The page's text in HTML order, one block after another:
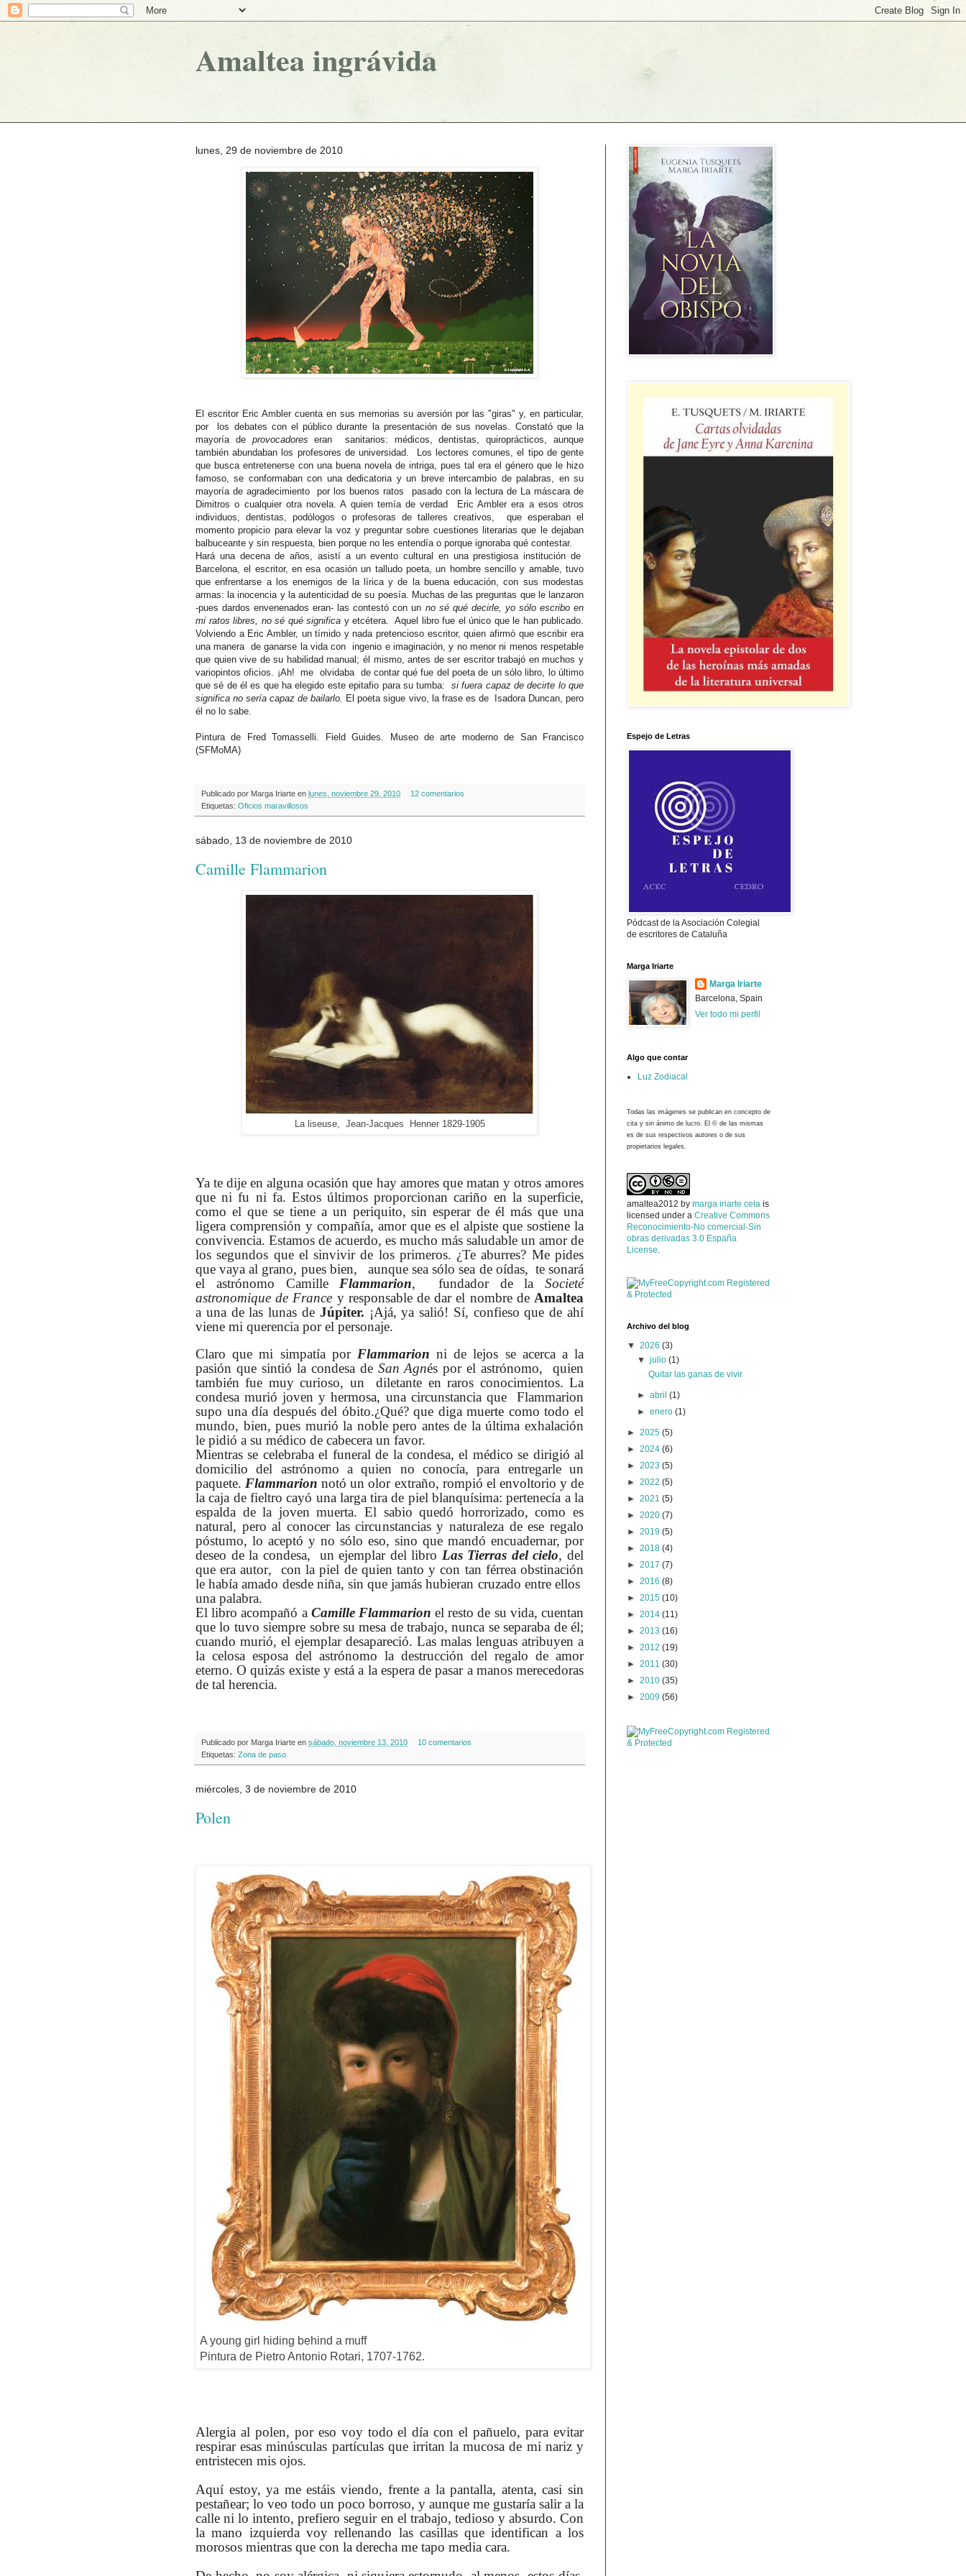
Amaltea ingrávida
lunes, 29 de noviembre de 2010
El escritor Eric Ambler cuenta en sus memorias su aversión por las "giras" y, en particular,
por los debates con el público durante la presentación de sus novelas. Constató que la
mayoría de provocadores eran sanitarios: médicos, dentistas, quiroprácticos, aunque
también abundaban los profesores de universidad. Los lectores comunes, el tipo de gente
que busca entretenerse con una buena novela de intriga, pues tal era el género que le hizo
famoso, se conformaban con una dedicatoria y un breve intercambio de palabras, en su
mayoría de agradecimiento por los buenos ratos pasado con la lectura de La máscara de
Dimitros o cualquier otra novela. A quien temía de verdad Eric Ambler era a esos otros
individuos, dentistas, podólogos o profesoras de talleres creativos, que esperaban el
momento propicio para elevar la voz y preguntar sobre cuestiones literarias que le dejaban
balbuceante y sin respuesta, bien porque no les entendía o porque ignoraba qué contestar.
Hará una decena de años, asistí a un evento cultural en una prestigiosa institución de
Barcelona, el escritor, en esa ocasión un talludo poeta, un hombre sencillo y amable, tuvo
que enfrentarse a los enemigos de la lírica y de la buena educación, con sus modestas
armas: la inocencia y la autenticidad de su poesía. Muchas de las preguntas que le lanzaron
-pues dardos envenenados eran- las contestó con un no sé qué decirle, yo sólo escribo en
mi ratos libres, no sé qué significa y etcétera. Aquel libro fue el único que le han publicado.
Volviendo a Eric Ambler, un tímido y nada pretencioso escritor, quien afirmó que escribir era
una manera de ganarse la vida con ingenio e imaginación, y no menor ni menos respetable
que quien vive de su habilidad manual; él mismo, antes de ser escritor trabajó en muchos y
variopintos oficios. ¡Ah! me olvidaba de contar qué fue del poeta de un sólo libro, lo último
que sé de él es que ha elegido este epitafio para su tumba: si fuera capaz de decirte lo que
significa no sería capaz de bailarlo. El poeta sigue vivo, la frase es de Isadora Duncan, pero
él no lo sabe.
Pintura de Fred Tomasselli. Field Guides. Museo de arte moderno de San Francisco
(SFMoMA)
Publicado por Marga Iriarte en lunes, noviembre 29, 2010
12 comentarios
Etiquetas: Oficios maravillosos
sábado, 13 de noviembre de 2010
Camille Flammarion
La liseuse, Jean-Jacques Henner 1829-1905
Ya te dije en alguna ocasión que hay amores que matan y otros amores
que ni fu ni fa. Estos últimos proporcionan cariño en la superficie,
como el que se tiene a un periquito, sin esperar de él más que una
ligera comprensión y compañía, amor que es el alpiste que sostiene la
convivencia. Estamos de acuerdo, es mucho más saludable un amor de
los segundos que el sinvivir de los primeros. ¿Te aburres? Me pides
que vaya al grano, pues bien, aunque sea sólo sea de oídas, te sonará
el astrónomo CamilleFlammarion, fundador de la Societé
astronomique de France y responsable de dar el nombre deAmaltea
a una de las lunas de Júpiter. ¡Ajá, ya salió! Sí, confieso que de ahí
viene mi querencia por el personaje.
Claro que mi simpatía por Flammarion ni de lejos se acerca a la
pasión que sintió la condesa de San Agnés por el astrónomo, quien
también fue muy curioso, un diletante en raros conocimientos. La
condesa murió joven y hermosa, una circunstancia que Flammarion
supo una día después del óbito.¿Qué? que diga muerte como todo el
mundo, bien, pues murió la noble pero antes de la última exhalación
le pidió a su médico de cabecera un favor.
Mientras se celebraba el funeral de la condesa, el médico se dirigió al
domicilio del astrónomo a quien no conocía, para entregarle un
paquete.Flammarion notó un olor extraño, rompió el envoltorio y de
la caja de fieltro cayó una larga tira de piel blanquísima: pertenecía a la
espalda de la joven muerta. El sabio quedó horrorizado, como es
natural, pero al conocer las circunstancias y naturaleza de ese regalo
póstumo, lo aceptó y no sólo eso, sino que mandó encuadernar, por
deseo de la condesa, un ejemplar del libro Las Tierras del cielo,del
que era autor, con la piel de quien tanto y con tan férrea obstinación
le había amado desde niña, sin que jamás hubieran cruzado entre ellos
una palabra.
El libro acompañó a Camille Flammarion el resto de su vida, cuentan
que lo tuvo siempre sobre su mesa de trabajo, nunca se separaba de él;
cuando murió, el ejemplar desapareció. Las malas lenguas atribuyen a
la celosa esposa del astrónomo la destrucción del regalo de amor
eterno. O quizás existe y está a la espera de pasar a manos merecedoras
de tal herencia.
Publicado por Marga Iriarte en sábado, noviembre 13, 2010
10 comentarios
Etiquetas: Zona de paso
miércoles, 3 de noviembre de 2010
Polen
A young girl hiding behind a muff
Pintura de Pietro Antonio Rotari, 1707-1762.
Alergia al polen, por eso voy todo el día con el pañuelo, para evitar
respirar esas minúsculas partículas que irritan la mucosa de mi nariz y
entristecen mis ojos.
Aquí estoy, ya me estáis viendo, frente a la pantalla, atenta, casi sin
pestañear; lo veo todo un poco borroso, y aunque me gustaría salir a la
calle ni lo intento, prefiero seguir en el trabajo, tedioso y absurdo. Con
la mano izquierda voy rellenando las casillas que identifican a los
morosos mientras que con la derecha me tapo media cara.
Espejo de Letras
Pódcast de la Asociación Colegial
de escritores de Cataluña
Marga Iriarte
Marga Iriarte
Barcelona, Spain
Ver todo mi perfil
Algo que contar
Luz Zodiacal
Todas las imágenes se publican en concepto de
cita y sin ánimo de lucro. El © de las mismas
es de sus respectivos autores o de sus
propietarios legales.
amaltea2012 by marga iriarte cela is
licensed under a Creative Commons
Reconocimiento-No comercial-Sin
obras derivadas 3.0 España
License.
Archivo del blog
▼ 2026 (3)
▼julio(1)
Quitar las ganas de vivir
►abril(1)
►enero(1)
► 2025 (5)
► 2024 (6)
► 2023 (5)
► 2022 (5)
► 2021 (5)
► 2020 (7)
► 2019 (5)
► 2018 (4)
► 2017 (7)
► 2016 (8)
► 2015 (10)
► 2014 (11)
► 2013 (16)
► 2012 (19)
► 2011 (30)
► 2010 (35)
► 2009 (56)